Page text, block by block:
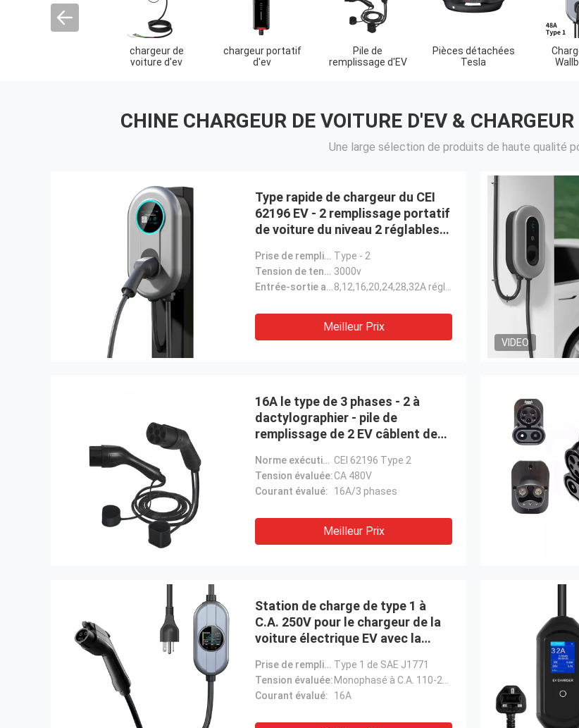
câble de charge ev
Adaptateur de
chargeur d'EV
Adaptateur de
charge Tesla
Centrale portative
rechargeable
Chargeur
C.A.
CHINE CHARGEUR DE VOITURE D'EV &
Une large sélection de produits de haute qualité
Type rapide de chargeur du CEI
62196 EV - 2 remplissage portatif
de voiture du niveau 2 réglables
Prise de remplissage: Type - 2
Tension de tenue: 3000v
Entrée-sortie actuelle:
Meilleur Prix
VIDEO
16A le type de 3 phases - 2 à
dactylographier - pile de
remplissage de 2 EV câblent des
électrique de câble de chargeur
Norme exécutive: CEI 62196 Type 2
Tension évaluée:CA 480V
Courant évalué:
16A/3 phases
Meilleur Prix
Station de charge de type 1 à
C.A. 250V pour le chargeur de la
voiture électrique EV avec la
d'affichage à cristaux liquides
Prise de remplissage: Type 1 de SAE J1771
Tension évaluée:
Courant évalué:
16A